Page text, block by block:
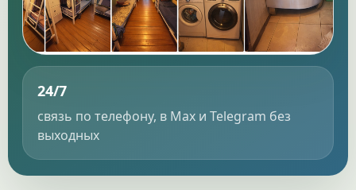
24/7
связь по телефону, в Max и Telegram без
выходных